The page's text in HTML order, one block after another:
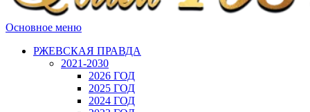
Основное меню
РЖЕВСКАЯ ПРАВДА
2021-2030
2026 ГОД
2025 ГОД
2024 ГОД